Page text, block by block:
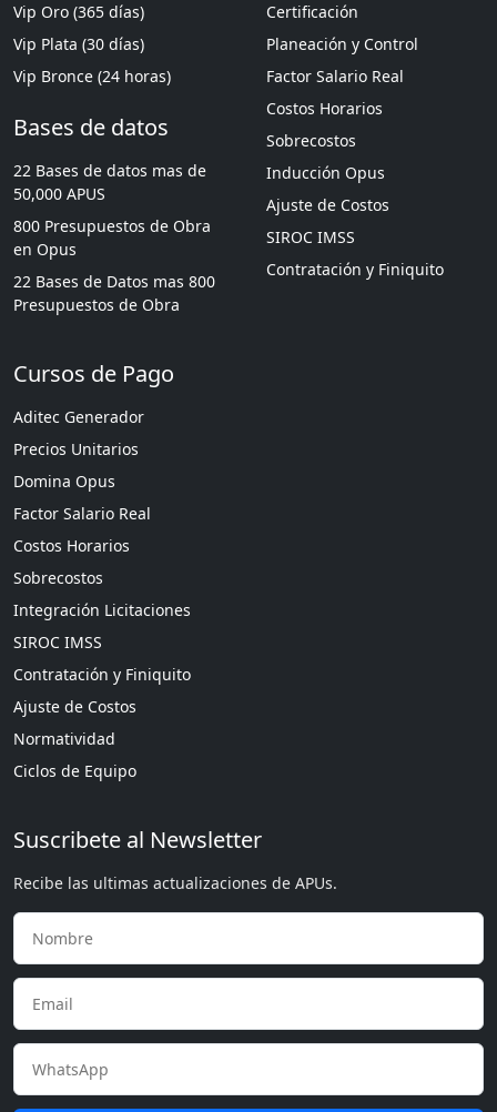
Vip Oro (365 días)
Vip Plata (30 días)
Vip Bronce (24 horas)
Bases de datos
22 Bases de datos mas de
50,000 APUS
800 Presupuestos de Obra
en Opus
22 Bases de Datos mas 800
Presupuestos de Obra
Certificación
Planeación y Control
Factor Salario Real
Costos Horarios
Sobrecostos
Inducción Opus
Ajuste de Costos
SIROC IMSS
Contratación y Finiquito
Cursos de Pago
Aditec Generador
Precios Unitarios
Domina Opus
Factor Salario Real
Costos Horarios
Sobrecostos
Integración Licitaciones
SIROC IMSS
Contratación y Finiquito
Ajuste de Costos
Normatividad
Ciclos de Equipo
Suscribete al Newsletter
Recibe las ultimas actualizaciones de APUs.